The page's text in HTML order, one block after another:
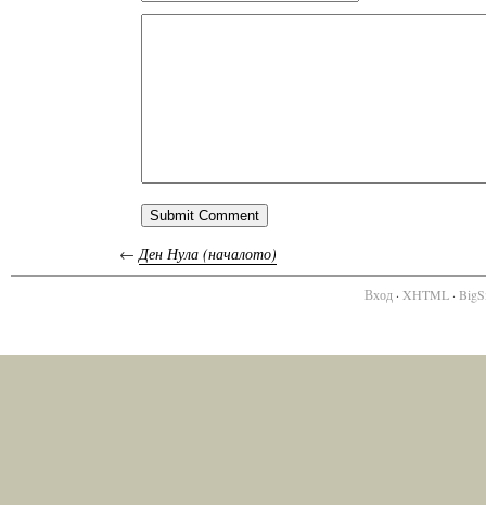
←Ден Нула (началото)
Вход· XHTML·